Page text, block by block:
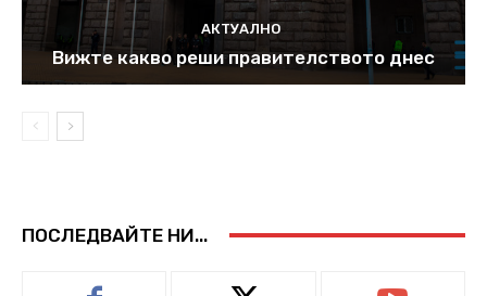
АКТУАЛНО
Вижте какво реши правителството днес
ПОСЛЕДВАЙТЕ НИ...